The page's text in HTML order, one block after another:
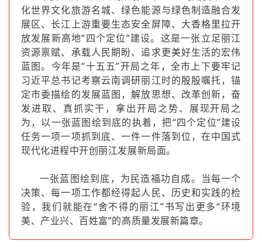
化世界文化旅游名城、绿色能源与绿色制造融合发
展区、长江上游重要生态安全屏障、大香格里拉开
放发展新高地“四个定位”建设。这是一张立足丽江
资源禀赋、承载人民期盼、追求更美好生活的宏伟
蓝图。今年是“十五五”开局之年，全市上下要牢记
习近平总书记考察云南调研丽江时的殷殷嘱托，锚
定市委描绘的发展蓝图，解放思想、改革创新，奋
发进取、真抓实干，拿出开局之势、展现开局之
为，以一张蓝图绘到底的执着，把“四个定位”建设
任务一项一项抓到底、一件一件落到位，在中国式
现代化进程中开创丽江发展新局面。
一张蓝图绘到底，为民造福功自成。当每一个
决策、每一项工作都经得起人民、历史和实践的检
验，我们就能在“舍不得的丽江”书写出更多“环境
美、产业兴、百姓富”的高质量发展新篇章。